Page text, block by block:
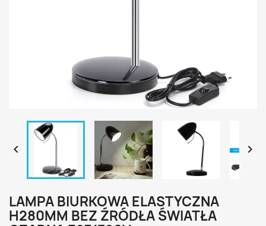
 
LAMPA BIURKOWA ELASTYCZNA
H280MM BEZ ŹRÓDŁA ŚWIATŁA